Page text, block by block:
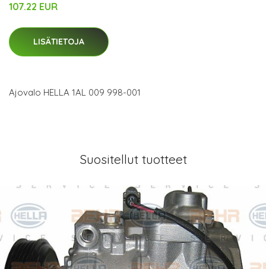
107.22 EUR
LISÄTIETOJA
Ajovalo HELLA 1AL 009 998-001
Suositellut tuotteet